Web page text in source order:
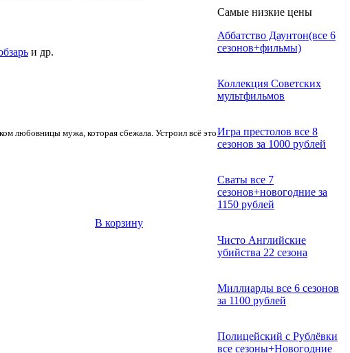
и др.
любовницы мужа, которая сбежала. Устроил всё это
В корзину
Самые низкие цены
Аббатство Даунтон(все 6
сезонов+фильмы)
Коллекция Советских
мультфильмов
Игра престолов все 8
сезонов за 1000 рублей
Сваты все 7
сезонов+новогодние за
1150 рублей
Чисто Английские
убийства 22 сезона
Миллиарды все 6 сезонов
за 1100 рублей
Полицейский с Рублёвки
все сезоны+Новогодние